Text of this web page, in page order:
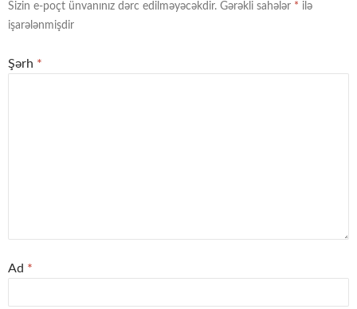
Sizin e-poçt ünvanınız dərc edilməyəcəkdir. Gərəkli sahələr * ilə
işarələnmişdir
Şərh *
Ad *